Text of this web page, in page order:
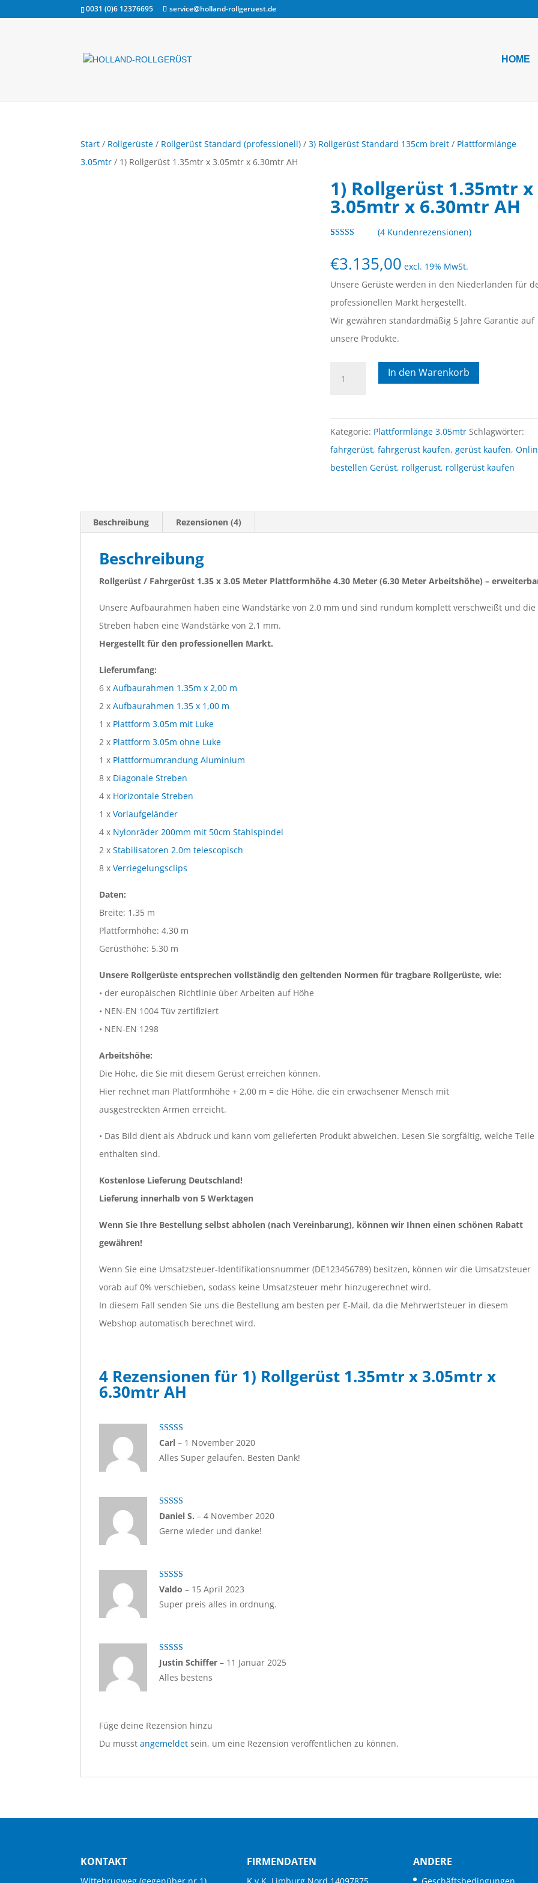
0031 (0)6 12376695 service@holland-rollgeruest.de
HOME
Start / Rollgerüste / Rollgerüst Standard (professionell) /3) Rollgerüst Standard 135cm breit / Plattformlänge
3.05mtr / 1) Rollgerüst 1.35mtr x 3.05mtr x 6.30mtr AH
1) Rollgerüst 1.35mtr x
3.05mtr x 6.30mtr AH
von 5,
basierend
Kundenbew
(4 Kundenrezensionen)
€3.135,00 excl. 19% MwSt.
Unsere Gerüste werden in den Niederlanden für
professionellen Markt hergestellt.
Wir gewähren standardmäßig 5 Jahre Garantie auf
unsere Produkte.
Menge
In den Warenkorb
Kategorie: Plattformlänge 3.05mtr Schlagwörter:
fahrgerüst, fahrgerüst kaufen, gerüst kaufen,
bestellen Gerüst, rollgerust, rollgerüst kaufen
Beschreibung Rezensionen (4)
Beschreibung
Rollgerüst / Fahrgerüst 1.35 x 3.05 Meter Plattformhöhe 4.30 Meter (6.30 Meter Arbeitshöhe) –
Unsere Aufbaurahmen haben eine Wandstärke von 2.0 mm und sind rundum komplett verschweißt und die
Streben haben eine Wandstärke von 2,1 mm.
Hergestellt für den professionellen Markt.
Lieferumfang:
6 xAufbaurahmen 1.35m x 2,00 m
2 xAufbaurahmen 1.35 x 1,00 m
1 x Plattform 3.05m mit Luke
2 x Plattform 3.05m ohne Luke
1 x Plattformumrandung Aluminium
8 x Diagonale Streben
4 x Horizontale Streben
1 xVorlaufgeländer
4 x Nylonräder 200mm mit 50cm Stahlspindel
2 xStabilisatoren 2.0m telescopisch
8 xVerriegelungsclips
Daten:
Breite: 1.35 m
Plattformhöhe: 4,30 m
Gerüsthöhe: 5,30 m
Unsere Rollgerüste entsprechen vollständig den geltenden Normen für tragbare Rollgerüste, wie:
• der europäischen Richtlinie über Arbeiten auf Höhe
• NEN-EN 1004 Tüv zertifiziert
• NEN-EN 1298
Arbeitshöhe:
Die Höhe, die Sie mit diesem Gerüst erreichen können.
Hier rechnet man Plattformhöhe + 2,00 m = die Höhe, die ein erwachsener Mensch mit
ausgestreckten Armen erreicht.
• Das Bild dient als Abdruck und kann vom gelieferten Produkt abweichen. Lesen Sie sorgfältig, welche Teile
enthalten sind.
Kostenlose Lieferung Deutschland!
Lieferung innerhalb von 5 Werktagen
Wenn Sie Ihre Bestellung selbst abholen (nach Vereinbarung), können wir Ihnen einen schönen Rabatt
gewähren!
Wenn Sie eine Umsatzsteuer-Identifikationsnummer (DE123456789) besitzen, können wir die Umsatzsteuer
vorab auf 0% verschieben, sodass keine Umsatzsteuer mehr hinzugerechnet wird.
In diesem Fall senden Sie uns die Bestellung am besten per E-Mail, da die Mehrwertsteuer in diesem
Webshop automatisch berechnet wird.
4 Rezensionen für 1) Rollgerüst 1.35mtr x 3.05mtr x
6.30mtr AH
Bewertet mit
5von 5
Carl– 1 November 2020
Alles Super gelaufen. Besten Dank!
Bewertet mit
5von 5
Daniel S.– 4 November 2020
Gerne wieder und danke!
Bewertet mit
5von 5
Valdo– 15 April 2023
Super preis alles in ordnung.
Bewertet
mit4von
5
Justin Schiffer– 11 Januar 2025
Alles bestens
Füge deine Rezension hinzu
Du musstangemeldet sein, um eine Rezension veröffentlichen zu können.
KONTAKT FIRMENDATEN ANDERE